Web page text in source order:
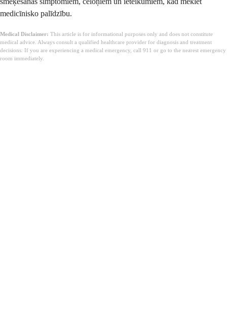
medicīnisko palīdzību.
Medical Disclaimer: This article is for informational purposes only and does not constitute
medical advice. Always consult a qualified healthcare provider for diagnosis and treatment
decisions. If you are experiencing a medical emergency, call 911 or go to the nearest emergency
room immediately.